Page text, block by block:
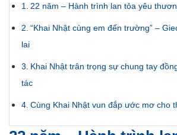
22 năm – Hành trình lan tỏa yêu
“Khai Nhật cùng em đến trường” –
lai
Khai Nhật trân trọng sự chung tay
tác
Cùng Khai Nhật vun đắp ước mơ cho